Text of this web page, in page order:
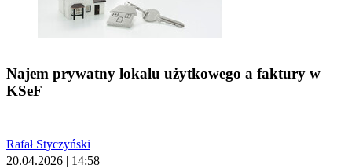
Najem prywatny lokalu użytkowego a faktury w
KSeF
Rafał Styczyński
20.04.2026 | 14:58